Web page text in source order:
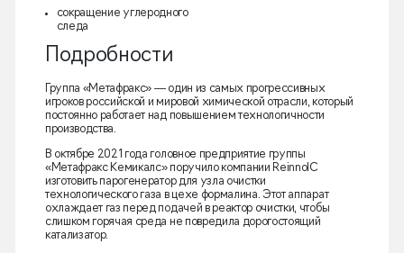
сокращение углеродного
следа
Подробности
Группа «Метафракс» — один из самых прогрессивных
игроков российской и мировой химической отрасли, который
постоянно работает над повышением технологичности
производства.
В октябре 2021 года головное предприятие группы
«Метафракс Кемикалс» поручило компании ReinnolC
изготовить парогенератор для узла очистки
технологического газа в цехе формалина. Этот аппарат
охлаждает газ перед подачей в реактор очистки, чтобы
слишком горячая среда не повредила дорогостоящий
катализатор.